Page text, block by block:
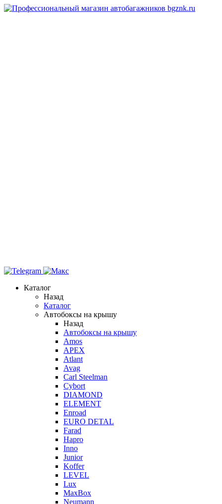
Каталог
Назад
Каталог
Автобоксы на крышу
Назад
Автобоксы на крышу
Amos
APEX
Atlant
Avag
Carl Steelman
Cybort
DIAMOND
ELEMENT
Enroad
EURO DETAL
Farad
Hapro
Inno
Junior
Koffer
LEVEL
Lux
MaxBox
Neumann